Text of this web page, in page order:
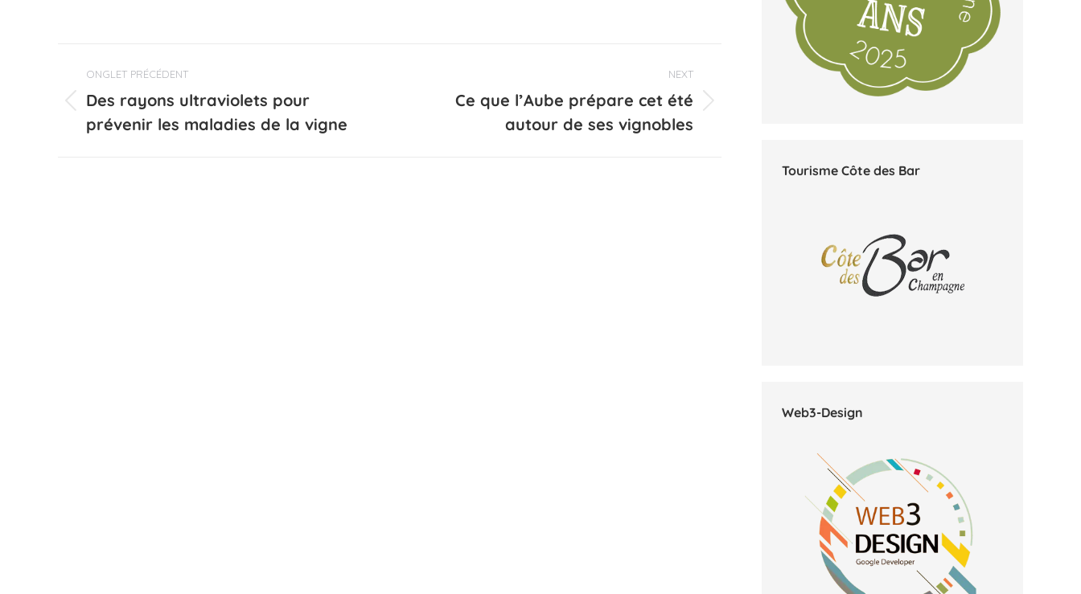
Navigation
de
commentaire
ONGLET PRÉCÉDENT
Onglet
précédent
Des rayons ultraviolets pour
prévenir les maladies de la vigne
NEXT
Ce que l’Aube prépare cet été
autour de ses vignobles
Tourisme Côte des Bar
Web3-Design